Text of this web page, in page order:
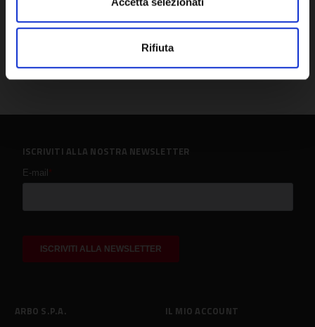
Rifiuta
ARBO S.P.A. IL MIO ACCOUNT
ISCRIVITI ALLA NOSTRA NEWSLETTER